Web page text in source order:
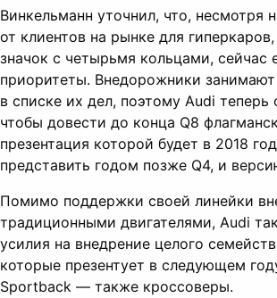
Винкельманн уточнил, что, несмотря
от клиентов на рынке для
значок с четырьмя кольцами, сейчас
приоритеты. Внедорожники
в списке их дел, поэтому Audi
чтобы довести до конца Q8
презентация которой будет в 2018
представить годом позже Q4, и
Помимо поддержки своей линейки
традиционными двигателями, Audi
усилия на внедрение целого
которые презентует в следующем
Sportback — также кроссоверы.